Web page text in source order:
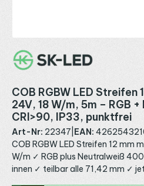
COB RGBW LED Streifen
24V, 18 W/m, 5m – RGB
CRI>90, IP33, punktfrei
Art-Nr: 22347 EAN:
COB RGBW LED Streifen 12 mm
W/m ✓ RGB plus Neutralweiß
innen ✓ teilbar alle 71,42 mm ✓